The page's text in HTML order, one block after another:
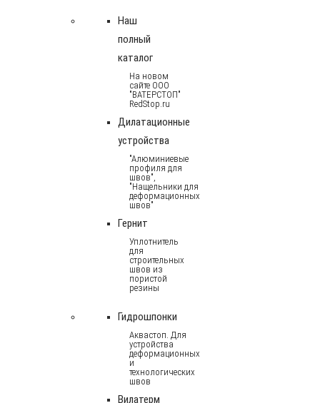
Наш
полный
каталог
На новом
сайте ООО
"ВАТЕРСТОП"
RedStop.ru
Дилатационные
устройства
"Алюминиевые
профиля для
швов",
"Нащельники для
деформационных
швов"
Гернит
Уплотнитель
для
строительных
швов из
пористой
резины
Гидрошпонки
Аквастоп. Для
устройства
деформационных
и
технологических
швов
Вилатерм